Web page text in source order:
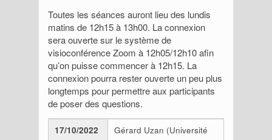
Toutes les séances auront lieu des lundis
matins de 12h15 à 13h00. La connexion
sera ouverte sur le système de
visioconférence Zoom à 12h05/12h10 afin
qu’on puisse commencer à 12h15. La
connexion pourra rester ouverte un peu plus
longtemps pour permettre aux participants
de poser des questions.
17/10/2022
Gérard Uzan (Université